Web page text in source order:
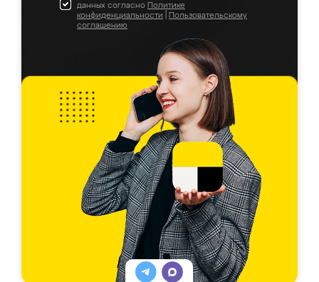
данных согласно Политике
конфиденциальности
Пользовательскому
соглашению